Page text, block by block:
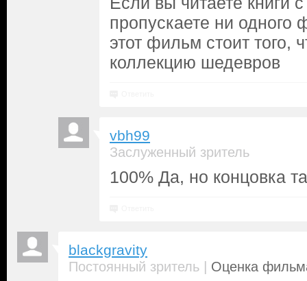
пропускаете ни одного
этот фильм стоит того,
коллекцию шедевров
vbh99
Заслуженный зритель
100% Да, но концовка
blackgravity
Постоянный зритель | Оценка